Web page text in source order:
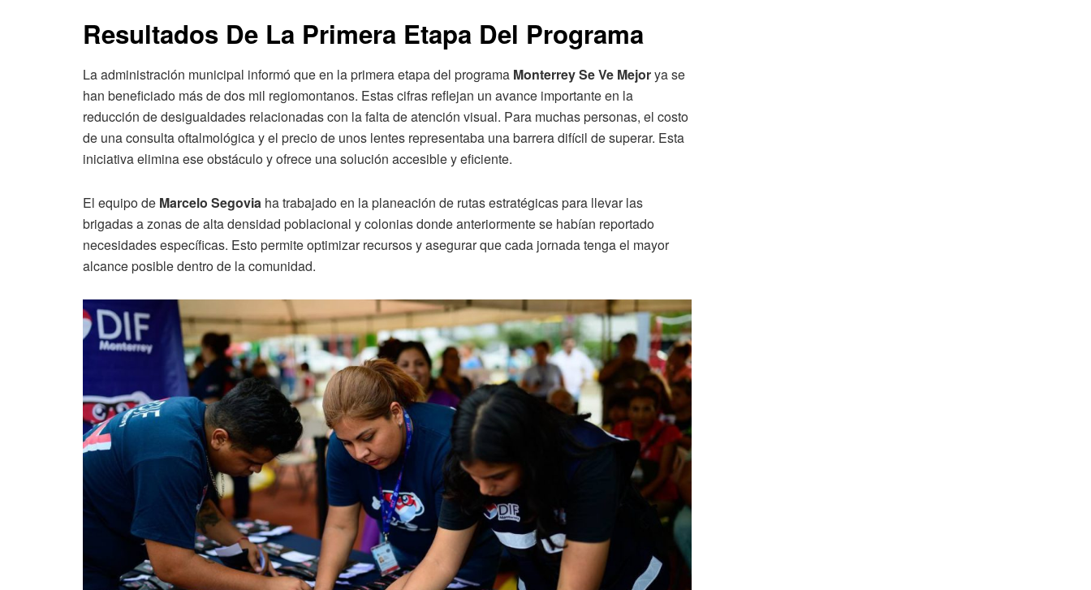
Resultados De La Primera Etapa Del Programa
La administración municipal informó que en la primera etapa del programa Monterrey Se Ve Mejorya se
han beneficiado más de dos mil regiomontanos. Estas cifras reflejan un avance importante en la
reducción de desigualdades relacionadas con la falta de atención visual. Para muchas personas, el costo
de una consulta oftalmológica y el precio de unos lentes representaba una barrera difícil de superar. Esta
iniciativa elimina ese obstáculo y ofrece una solución accesible y eficiente.
El equipo de Marcelo Segovia ha trabajado en la planeación de rutas estratégicas para llevar las
brigadas a zonas de alta densidad poblacional y colonias donde anteriormente se habían reportado
necesidades específicas. Esto permite optimizar recursos y asegurar que cada jornada tenga el mayor
alcance posible dentro de la comunidad.